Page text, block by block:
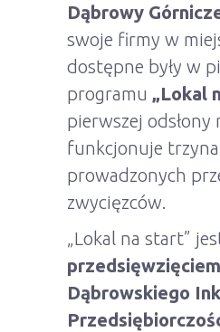
Dąbrowy
swoje firmy w
dostępne były w
programu „Lokal
pierwszej odsłony
funkcjonuje
prowadzonych
zwycięzców.
„Lokal na start”
Dąbrowskiego